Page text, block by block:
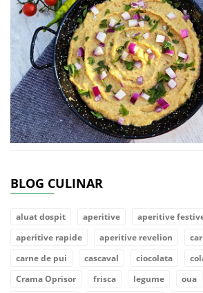
BLOG CULINAR
aluat dospit aperitive aperitive
aperitive rapide
aperitive revelion
carne de pui
cascaval ciocolata
Crama Oprisor
frisca legume oua